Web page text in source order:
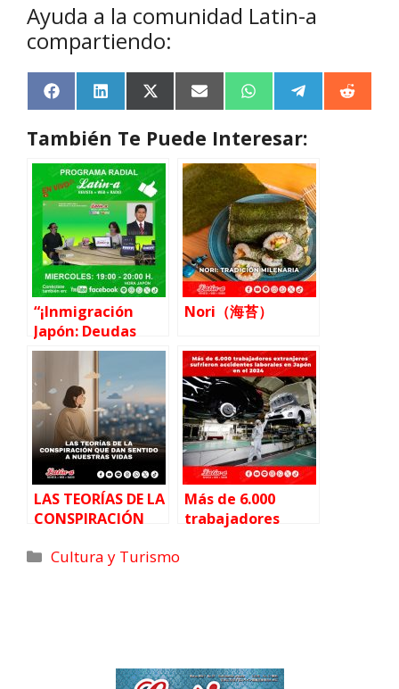
Ayuda a la comunidad Latin-a
compartiendo:
F
a
e
b
o
o
k
L
i
k
e
d
I
n
X
(
w
i
t
t
e
)
E
m
a
l
W
h
t
s
A
p
p
e
e
g
r
a
m
R
e
También Te Puede Interesar:
“¡Inmigración
Japón: Deudas
que bloquean tu
visa y tu salida”
Nori（海苔）
LAS TEORÍAS DE LA
CONSPIRACIÓN
A NUESTRAS VIDAS
Más de 6.000
trabajadores
Cultura y Turismo